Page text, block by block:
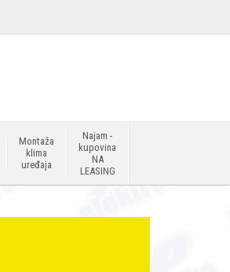
Montaža
klima
uređaja
Najam -
kupovina
NA
LEASING